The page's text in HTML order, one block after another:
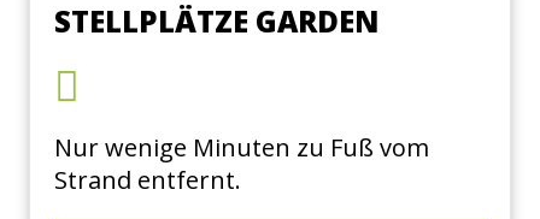
STELLPLÄTZE GARDEN
Nur wenige Minuten zu Fuß vom
Strand entfernt.